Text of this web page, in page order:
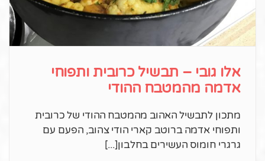
אלו גובי – תבשיל כרובית ותפוחי
אדמה מהמטבח ההודי
מתכון לתבשיל האהוב מהמטבח ההודי של כרובית
ותפוחי אדמה ברוטב קארי הודי צהוב, הפעם עם
גרגרי חומוס העשירים בחלבון